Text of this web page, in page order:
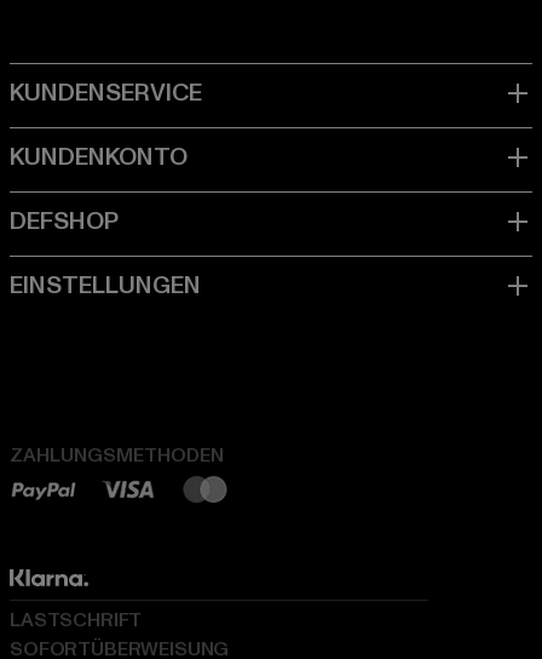
ZAHLUNGSMETHODEN
LASTSCHRIFT
SOFORTÜBERWEISUNG